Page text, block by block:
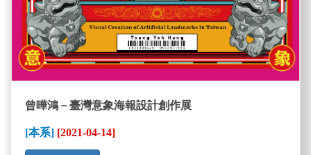
曾曄鴻－臺灣意象海報設計創作展
[本系] [2021-04-14]